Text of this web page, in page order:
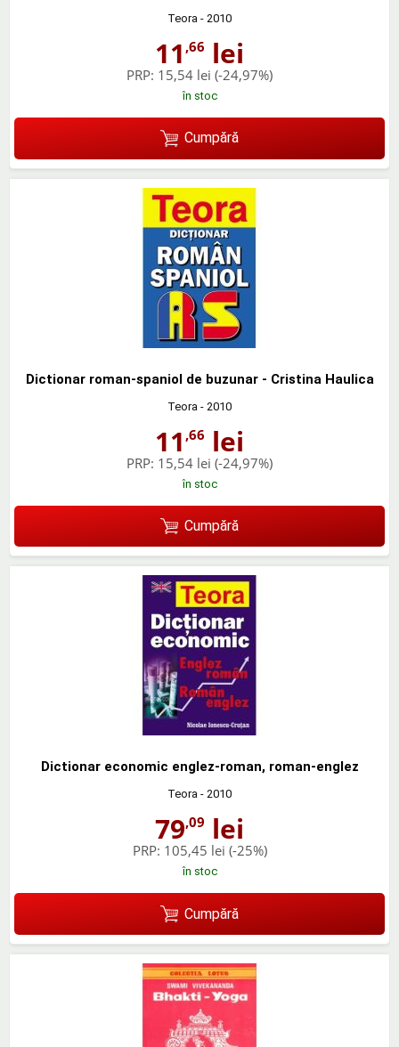
Teora - 2010
11 ,66 lei
PRP: 15,54 lei (-24,97%)
în stoc
Cumpără
Dictionar roman-spaniol de buzunar - Cristina Haulica
Teora - 2010
11 ,66 lei
PRP: 15,54 lei (-24,97%)
în stoc
Cumpără
Dictionar economic englez-roman, roman-englez
Teora - 2010
79,09 lei
PRP: 105,45 lei (-25%)
în stoc
Cumpără